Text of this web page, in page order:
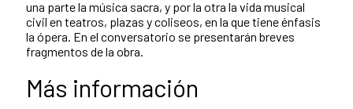
una parte la música sacra, y por la otra la vida musical
civil en teatros, plazas y coliseos, en la que tiene énfasis
la ópera. En el conversatorio se presentarán breves
fragmentos de la obra.
Más información